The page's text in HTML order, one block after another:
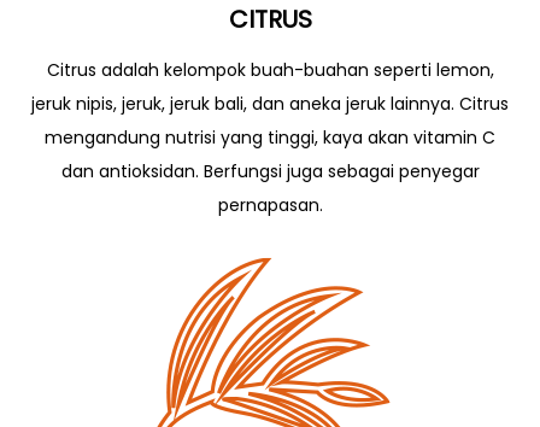
CITRUS
Citrus adalah kelompok buah-buahan seperti lemon,
jeruk nipis, jeruk, jeruk bali, dan aneka jeruk lainnya. Citrus
mengandung nutrisi yang tinggi, kaya akan vitamin C
dan antioksidan. Berfungsi juga sebagai penyegar
pernapasan.